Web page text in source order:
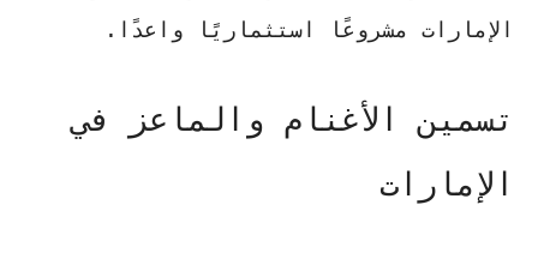
الإمارات مشروعًا استثماريًا واعدًا.
تسمين الأغنام والماعز في
الإمارات